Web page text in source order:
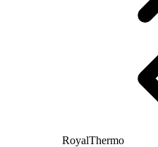
RoyalThermo